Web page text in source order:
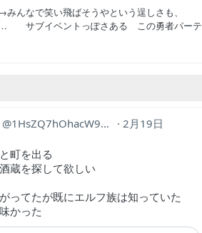
なで笑い飛ばそうやという逞しさも、
サブイベントっぽさある この勇者パーテ
… 前半より後半の話の方が良かったか
1HsZQ7hOhacW9TN
2月19日
町を出る
蔵を探して欲しい
ってたが既にエルフ族は知っていた
かった